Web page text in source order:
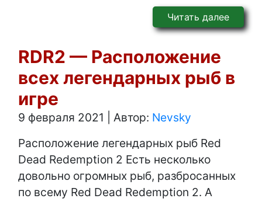
Читать далее
RDR2 — Расположение
всех легендарных рыб в
игре
9 февраля 2021 Автор: Nevsky
Расположение легендарных рыб Red
Dead Redemption 2 Есть несколько
довольно огромных рыб, разбросанных
по всему Red Dead Redemption 2. А